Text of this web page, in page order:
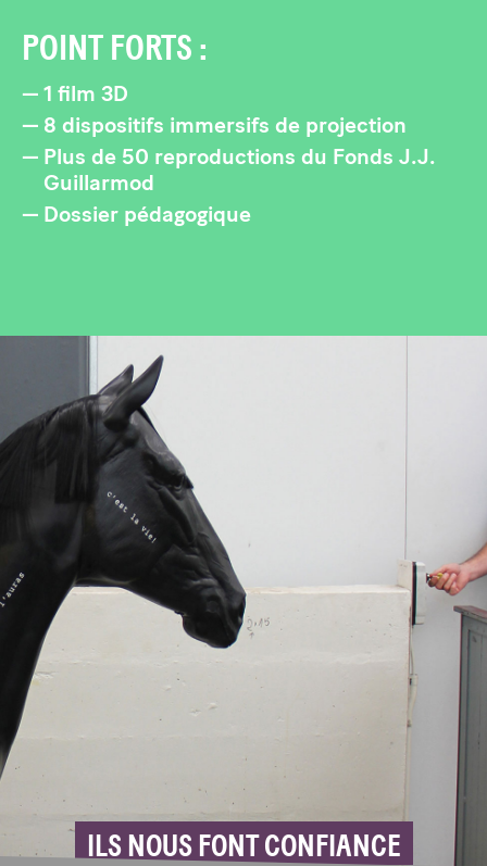
POINT FORTS :
1 film 3D
8 dispositifs immersifs de projection
Plus de 50 reproductions du Fonds J.J.
Guillarmod
Dossier pédagogique
ILS NOUS FONT CONFIANCE